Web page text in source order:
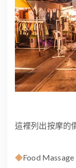
這裡列出按摩的
◆Food